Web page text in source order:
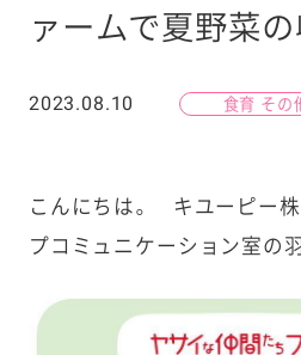
ァームで夏野菜の
2023.08.10 食育 その
こんにちは。 キユーピー
プコミュニケーション室の